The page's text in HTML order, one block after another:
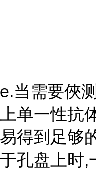
e.当需要俠
上单一性抗
易得到足够
于孔盘上时,